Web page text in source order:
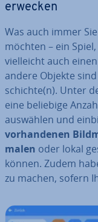
erwecken
Was auch immer
möchten – ein
viel­leicht auch
andere Objekte
schich­te(n). Unter
eine beliebige
auswählen und
vor­han­de­nen
malen oder lokal
können. Zudem
zu machen, sofern